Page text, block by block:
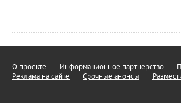
О проекте Информационное партнерство
Реклама на сайте
Срочные анонсы